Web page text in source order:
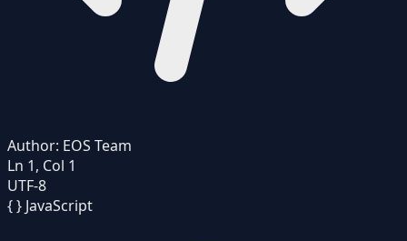
Author: EOS Team
Ln 1, Col 1
UTF-8
{ } JavaScript